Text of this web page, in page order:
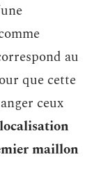
au
que cette
ceux
maillon